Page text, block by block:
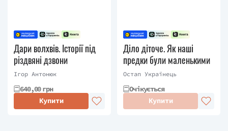
Українець повернувся до теми,
розпочатої в романі "Малхут", і 2019-
го з’явився третій роман "Канцелярія
хрестових походів".
Дари волхвів. Історії під
різдвяні дзвони
Ігор Антонюк
640,00 грн
Купити
Діло діточе. Як наші
предки були маленькими
Остап Українець
Очікується
Купити